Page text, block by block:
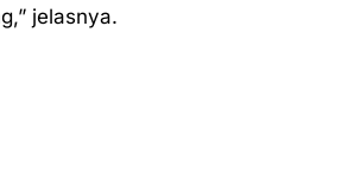
jelasnya.